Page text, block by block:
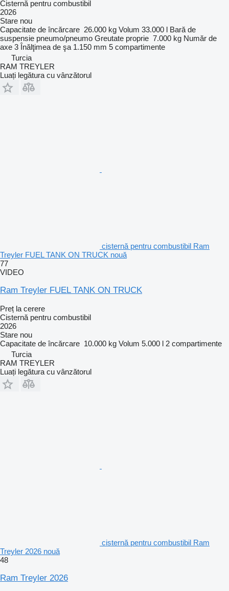
Cisternă pentru combustibil
2026
Stare nou
Capacitate de încărcare 26.000 kg Volum 33.000 l Bară de
suspensie pneumo/pneumo Greutate proprie 7.000 kg Număr de
axe 3 Înălţimea de şa 1.150 mm 5 compartimente
Turcia
RAM TREYLER
Luați legătura cu vânzătorul
cisternă pentru combustibil Ram
Treyler FUEL TANK ON TRUCK nouă
77
VIDEO
Ram Treyler FUEL TANK ON TRUCK
Preț la cerere
Cisternă pentru combustibil
2026
Stare nou
Capacitate de încărcare 10.000 kg Volum 5.000 l 2 compartimente
Turcia
RAM TREYLER
Luați legătura cu vânzătorul
cisternă pentru combustibil Ram
Treyler 2026 nouă
48
Ram Treyler 2026